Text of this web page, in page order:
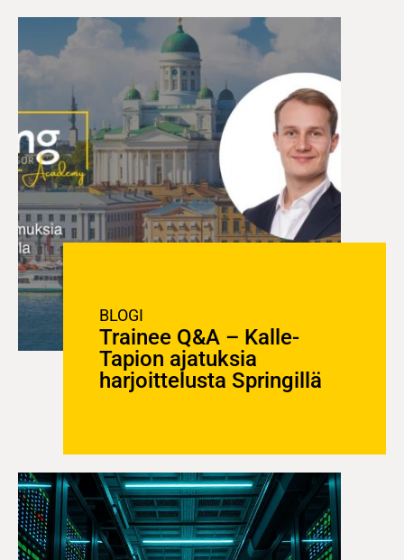
BLOGI
Trainee Q&A – Kalle-
Tapion ajatuksia
harjoittelusta Springillä